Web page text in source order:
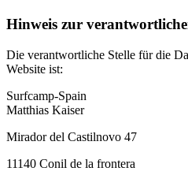
Hinweis zur
Die verantwortliche Stelle für die
Website ist:
Surfcamp-Spain
Matthias Kaiser
Mirador del Castilnovo 47
11140 Conil de la frontera